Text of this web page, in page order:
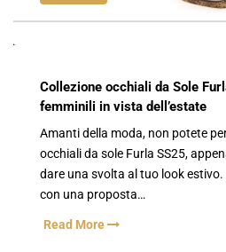
Collezione occhiali da Sole
femminili in vista dell’estate
Amanti della moda, non potete
occhiali da sole Furla SS25,
dare una svolta al tuo look
con una proposta…
Read More